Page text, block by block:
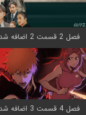
فصل 2 قسمت 2 اضافه شد
فصل 4 قسمت 3 اضافه شد